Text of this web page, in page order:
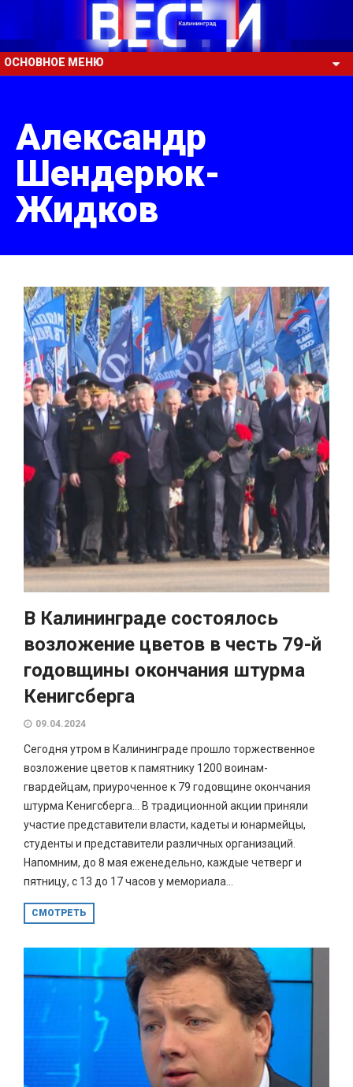
ОСНОВНОЕ МЕНЮ
Александр
Шендерюк-
Жидков
В Калининграде состоялось
возложение цветов в честь 79-й
годовщины окончания штурма
Кенигсберга
09.04.2024
Сегодня утром в Калининграде прошло торжественное
возложение цветов к памятнику 1200 воинам-
гвардейцам, приуроченное к 79 годовщине окончания
штурма Кенигсберга… В традиционной акции приняли
участие представители власти, кадеты и юнармейцы,
студенты и представители различных организаций.
Напомним, до 8 мая еженедельно, каждые четверг и
пятницу, с 13 до 17 часов у мемориала...
СМОТРЕТЬ